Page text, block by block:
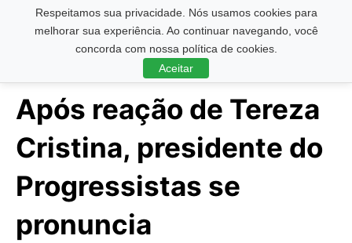
Respeitamos sua privacidade. Nós usamos cookies para
melhorar sua experiência. Ao continuar navegando, você
concorda com nossa política de cookies.
Aceitar
Pesquisar ...
Após reação de Tereza
Cristina, presidente do
Progressistas se
pronuncia